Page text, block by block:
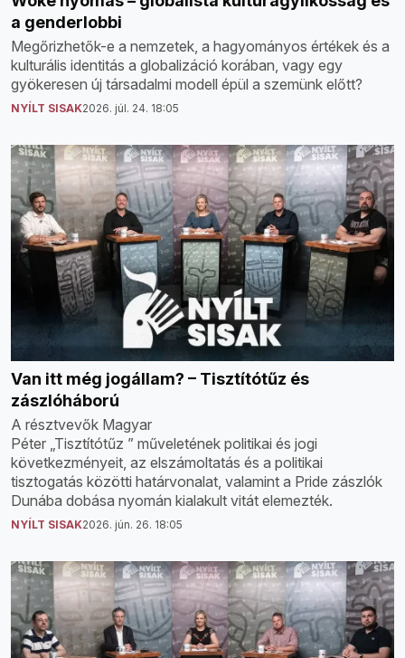
a genderlobbi
Megőrizhetők-e a nemzetek, a hagyományos értékek és a
kulturális identitás a globalizáció korában, vagy egy
gyökeresen új társadalmi modell épül a szemünk előtt?
NYÍLT SISAK2026. júl. 24. 18:05
Van itt még jogállam? – Tisztítótűz és
zászlóháború
A résztvevők Magyar
Péter „Tisztítótűz ” műveletének politikai és jogi
következményeit, az elszámoltatás és a politikai
tisztogatás közötti határvonalat, valamint a Pride zászlók
Dunába dobása nyomán kialakult vitát elemezték.
NYÍLT SISAK2026. jún. 26. 18:05